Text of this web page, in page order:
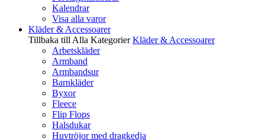
Kalendrar
Visa alla varor
Kläder & Accessoarer
Tillbaka till Alla Kategorier Kläder & Accessoarer
Arbetskläder
Armband
Armbandsur
Barnkläder
Byxor
Fleece
Flip Flops
Halsdukar
Huvtröjor med dragkedja